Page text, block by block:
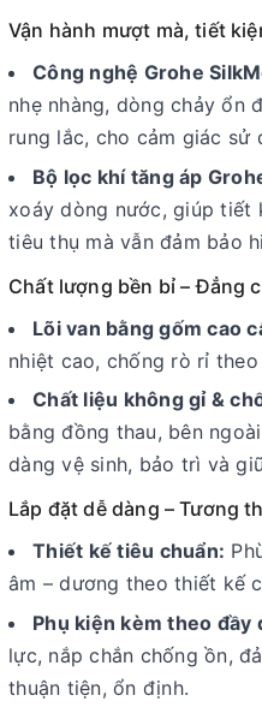
Vận hành mượt mà, tiết
Công nghệ Grohe
nhẹ nhàng, dòng chảy ổn
rung lắc, cho cảm giác sử
Bộ lọc khí tăng áp
xoáy dòng nước, giúp tiết
tiêu thụ mà vẫn đảm bảo
Chất lượng bền bỉ – Đẳng
Lõi van bằng gốm cao
nhiệt cao, chống rò rỉ
Chất liệu không gỉ &
bằng đồng thau, bên
dàng vệ sinh, bảo trì và
Lắp đặt dễ dàng – Tương
Thiết kế tiêu chuẩn:
âm – dương theo thiết kế
Phụ kiện kèm theo đầy
lực, nắp chắn chống ồn,
thuận tiện, ổn định.